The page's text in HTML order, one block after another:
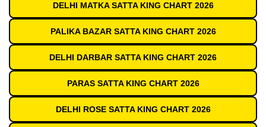
DELHI MATKA SATTA KING CHART 2026
PALIKA BAZAR SATTA KING CHART 2026
DELHI DARBAR SATTA KING CHART 2026
PARAS SATTA KING CHART 2026
DELHI ROSE SATTA KING CHART 2026